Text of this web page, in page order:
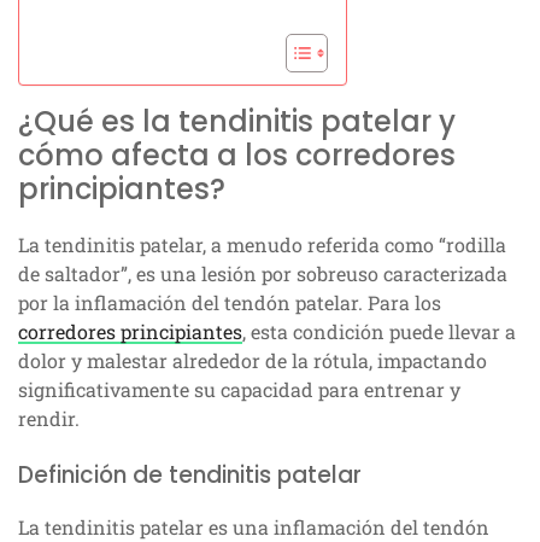
¿Qué es la tendinitis patelar y
cómo afecta a los corredores
principiantes?
La tendinitis patelar, a menudo referida como “rodilla
de saltador”, es una lesión por sobreuso caracterizada
por la inflamación del tendón patelar. Para los
corredores principiantes, esta condición puede llevar a
dolor y malestar alrededor de la rótula, impactando
significativamente su capacidad para entrenar y
rendir.
Definición de tendinitis patelar
La tendinitis patelar es una inflamación del tendón